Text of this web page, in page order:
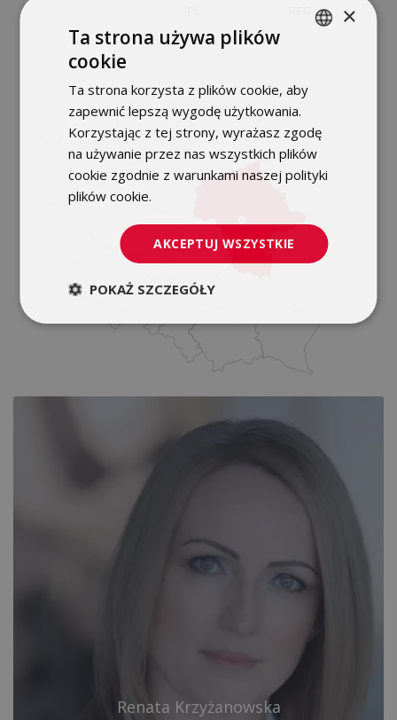
Renata Krzyżanowska
ENGLISH
×
Ta strona używa plików
cookie
Ta strona korzysta z plików cookie, aby
zapewnić lepszą wygodę użytkowania.
Korzystając z tej strony, wyrażasz zgodę
na używanie przez nas wszystkich plików
cookie zgodnie z warunkami naszej polityki
plików cookie.
AKCEPTUJ WSZYSTKIE
POKAŻ SZCZEGÓŁY